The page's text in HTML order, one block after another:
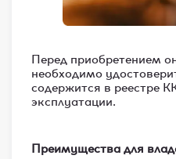
Перед приобретением
необходимо
содержится в реестре
эксплуатации.
Преимущества для